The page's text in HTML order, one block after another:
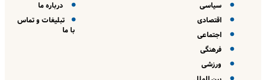
سیاسی
اقتصادی
اجتماعی
فرهنگی
ورزشی
درباره ما
تبلیغات و تماس
با ما